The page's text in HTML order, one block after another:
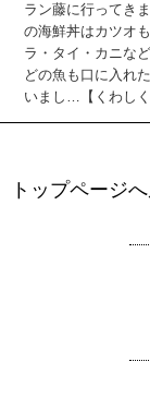
ラン藤に行ってき
の海鮮丼はカツオ
ラ・タイ・カニな
どの魚も口に入れ
いまし…【くわしく
トップページ